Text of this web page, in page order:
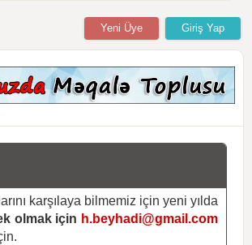
Giriş Yap
Yeni Üye
karşılaya bilmemiz için yeni yılda
olmak için h.beyhadi@gmail.com